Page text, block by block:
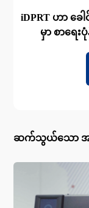
iDPRT ဟာ ခေ
မှာ စာရေ
ဆက်သွယ်သော အ